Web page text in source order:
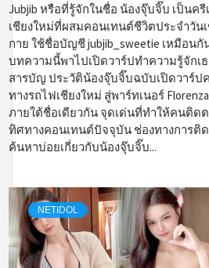
Jubjib หรือที่รู้จักในชื่อ น้องจุ๊บจิ๊บ เป็นค
เชียงใหม่ที่ผสมคอนเทนต์ชีวิตประจำวัน
กาย ใช้ชื่อบัญชี jubjib_sweetie เหมือน
บทความนี้พาไปเปิดวาร์ปทำความรู้จัก
สารบัญ ประวัติน้องจุ๊บจิ๊บฉบับเปิดวาร์ป
ทางรถไฟเชียงใหม่ สู่พาร์ทเนอร์
ภายใต้ชื่อเดียวกัน จุดเด่นที่ทำให้คนติด
ทิศทางคอนเทนต์ปัจจุบัน ช่องทางการ
ค้นหาบ่อยเกี่ยวกับน้องจุ๊บจิ๊บ...
NETIDOL